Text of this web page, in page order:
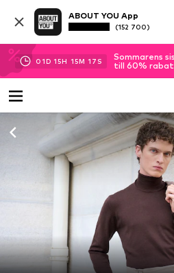
ABOUT YOU App
(152 700)
01D 15H 15M 16 S
Sommarens
till 60%